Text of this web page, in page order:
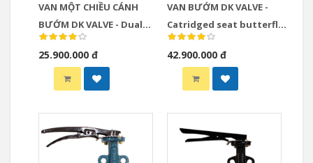
VAN MỘT CHIỀU CÁNH
BƯỚM DK VALVE - Dual
plate check valve
25.900.000 đ
VAN BƯỚM DK VALVE -
Catridged seat butterfly
valve
42.900.000 đ